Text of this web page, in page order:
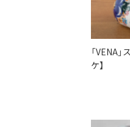
「VENA」
ケ】